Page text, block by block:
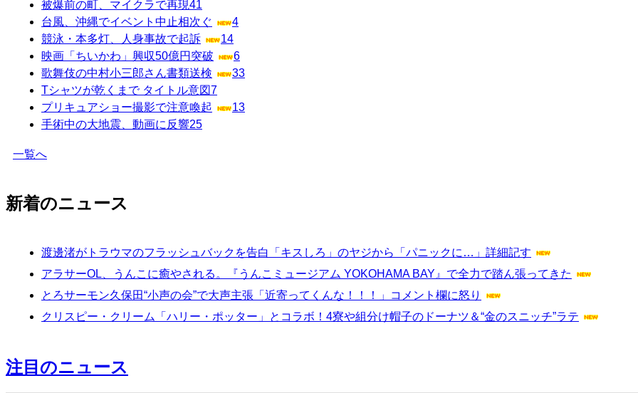
被爆前の町、マイクラで再現41
台風、沖縄でイベント中止相次ぐ
4
競泳・本多灯、人身事故で起訴
14
映画「ちいかわ」興収50億円突破
6
歌舞伎の中村小三郎さん書類送検
33
Tシャツが乾くまで タイトル意図7
プリキュアショー撮影で注意喚起
13
手術中の大地震、動画に反響25
一覧へ
新着のニュース
渡邊渚がトラウマのフラッシュバックを告白「キスしろ」のヤジから「パニックに…」詳細記す
アラサーOL、うんこに癒やされる。『うんこミュージアム YOKOHAMA BAY』で全力で踏ん張ってきた
とろサーモン久保田“小声の会”で大声主張「近寄ってくんな！！！」コメント欄に怒り
クリスピー・クリーム「ハリー・ポッター」とコラボ！4寮や組分け帽子のドーナツ＆“金のスニッチ”ラテ
注目のニュース